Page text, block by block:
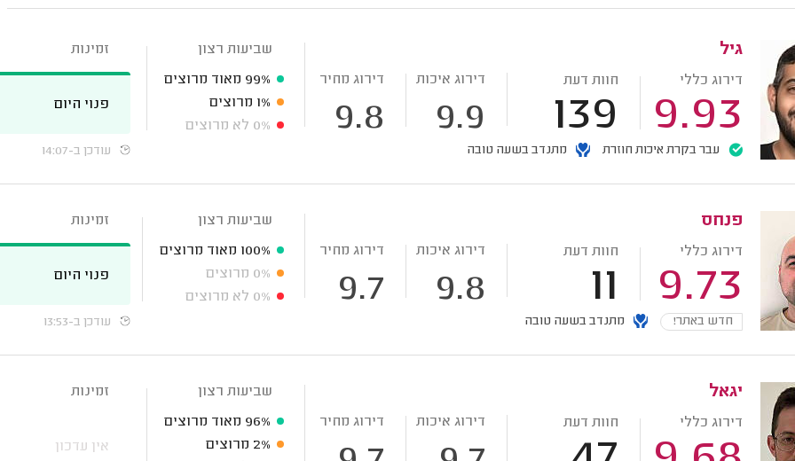
גיל
דירוג כללי
9.93
חוות דעת
139
דירוג איכות
9.9
דירוג מחיר
9.8
עבר בקרת איכות חוזרת מתנדב בשעה טובה
שביעות רצון
99% מאוד מרוצים
1% מרוצים
0% לא מרוצים
זמינות
פנוי היום
עודכן ב-14:07
פנחס
דירוג כללי
9.73
חוות דעת
11
דירוג איכות
9.8
דירוג מחיר
9.7
חדש באתר! מתנדב בשעה טובה
שביעות רצון
100% מאוד מרוצים
0% מרוצים
0% לא מרוצים
זמינות
פנוי היום
עודכן ב-13:53
יגאל
דירוג כללי חוות דעת דירוג איכות דירוג מחיר
שביעות רצון
96% מאוד מרוצים
2% מרוצים
זמינות
אין עדכון